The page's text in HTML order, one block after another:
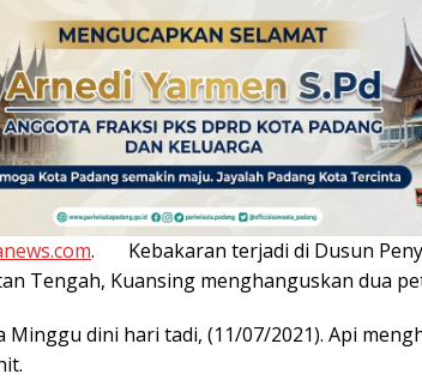
. Kebakaran terjadi di Dusun
Tengah, Kuansing menghanguskan dua
Minggu dini hari tadi, (11/07/2021). Api